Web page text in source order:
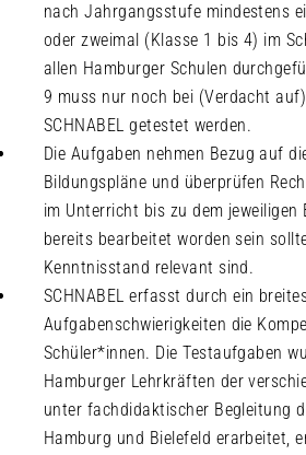
nach Jahrgangsstufe mindestens
oder zweimal (Klasse 1 bis 4) im
allen Hamburger Schulen
9 muss nur noch bei (Verdacht
SCHNABEL getestet werden.
Die Aufgaben nehmen Bezug auf
Bildungspläne und überprüfen
im Unterricht bis zu dem jeweiligen
bereits bearbeitet worden sein
Kenntnisstand relevant sind.
SCHNABEL erfasst durch ein
Aufgabenschwierigkeiten die
Schüler*innen. Die Testaufgaben
Hamburger Lehrkräften der
unter fachdidaktischer Begleitung
Hamburg und Bielefeld erarbeitet,